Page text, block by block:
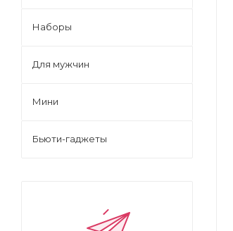
Наборы
Для мужчин
Мини
Бьюти-гаджеты